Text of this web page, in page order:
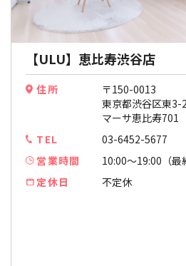
【ULU】恵比寿渋谷店
住所
〒150-0013
東京都渋谷区東3-
マーサ恵比寿701
TEL
03-6452-5677
営業時間
10:00〜19:00（最
定休日
不定休